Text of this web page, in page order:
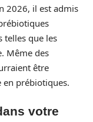
2026, il est admis
telles que les
Même des
être
en prébiotiques.
votre